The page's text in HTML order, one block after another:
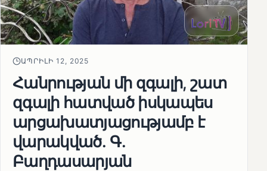
ԱՊՐԻԼԻ 12, 2025
Հանրության մի զգալի, շատ
զգալի հատված իսկապես
արցախատյացությամբ է
վարակված․ Գ․
Բաղդասարյան